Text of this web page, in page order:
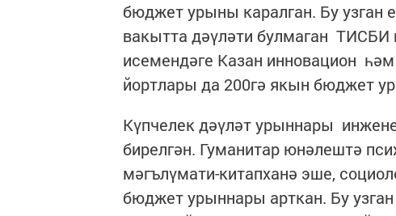
бюджет урыны каралган. Бу узган
вакытта дәүләти булмаган ТИСБИ
исемендәге Казан инновацион
йортлары да 200гә якын бюджет
Күпчелек дәүләт урыннары
бирелгән. Гуманитар юнәлештә
мәгълүмати-китапханә эше,
бюджет урыннары арткан. Бу